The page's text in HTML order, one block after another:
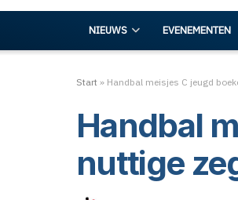
NIEUWS EVENEMENTEN
Start » Handbal meisjes C jeugd
Handbal
nuttige